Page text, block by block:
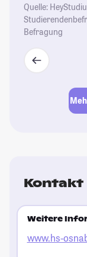
Quelle:
Befragung
Kontakt
Weitere
www.hs-